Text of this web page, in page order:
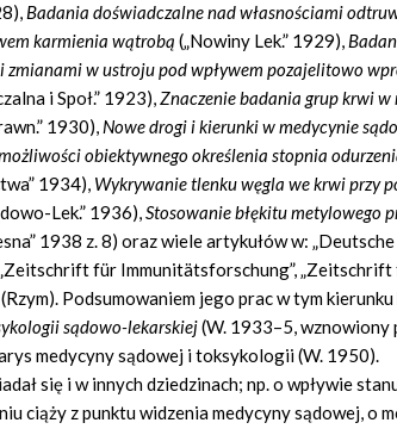
Badania doświadczalne nad własnościami
karmienia wątrobą („Nowiny Lek.” 1929),
zmianami w ustroju pod wpływem pozajelitowo
i Społ.” 1923),Znaczenie badania grup krwi w
1930), Nowe drogi i kierunki w medycynie
obiektywnego określenia stopnia
1934), Wykrywanie tlenku węgla we krwi przy
Lek.” 1936),Stosowanie błękitu metylowego
1938 z. 8) oraz wiele artykułów w:
„Zeitschrift für Immunitätsforschung”,
(Rzym). Podsumowaniem jego prac w tym
sądowo-lekarskiej(W. 1933–5, wznowiony
medycyny sądowej i toksykologii (W. 1950).
się i w innych dziedzinach; np. o wpływie
ciąży z punktu widzenia medycyny sądowej, o